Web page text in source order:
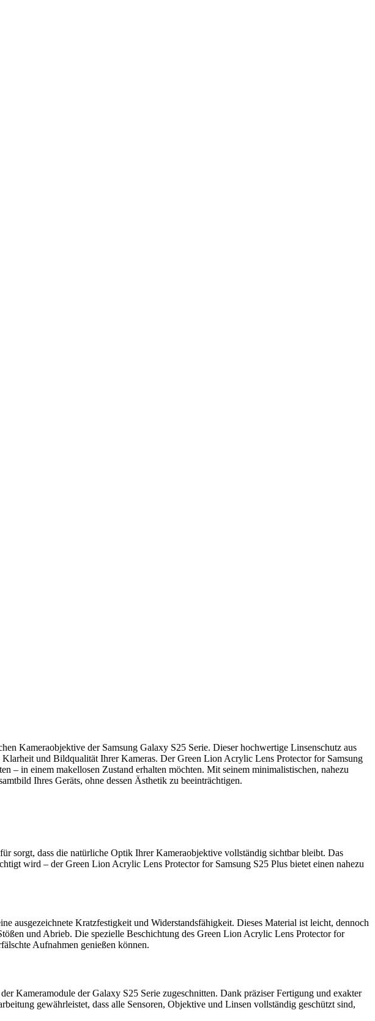
Kameraobjektive der Samsung Galaxy S25 Serie. Dieser hochwertige Linsenschutz aus
und Bildqualität Ihrer Kameras. Der Green Lion Acrylic Lens Protector for Samsung
– in einem makellosen Zustand erhalten möchten. Mit seinem minimalistischen, nahezu
Ihres Geräts, ohne dessen Ästhetik zu beeinträchtigen.
sorgt, dass die natürliche Optik Ihrer Kameraobjektive vollständig sichtbar bleibt. Das
wird – der Green Lion Acrylic Lens Protector for Samsung S25 Plus bietet einen nahezu
ausgezeichnete Kratzfestigkeit und Widerstandsfähigkeit. Dieses Material ist leicht, dennoch
und Abrieb. Die spezielle Beschichtung des Green Lion Acrylic Lens Protector for
Aufnahmen genießen können.
Kameramodule der Galaxy S25 Serie zugeschnitten. Dank präziser Fertigung und exakter
gewährleistet, dass alle Sensoren, Objektive und Linsen vollständig geschützt sind,